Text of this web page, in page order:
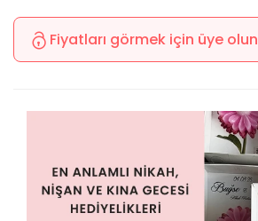
Fiyatları görmek için üye olun